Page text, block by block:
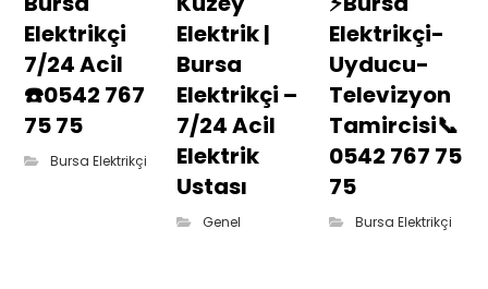
Elektrikçi
7/24 Acil
☎️0542 767
75 75
Bursa Elektrikçi
Elektrik |
Bursa
Elektrikçi –
7/24 Acil
Elektrik
Ustası
Genel
Elektrikçi-
Uyducu-
Televizyon
Tamircisi📞
0542 767 75
75
Bursa Elektrikçi